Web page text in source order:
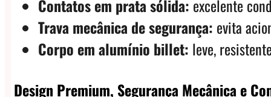
Contatos em prata sólida: excelente
Trava mecânica de segurança: evita
Corpo em alumínio billet: leve,
Design Premium, Segurança Mecânica e